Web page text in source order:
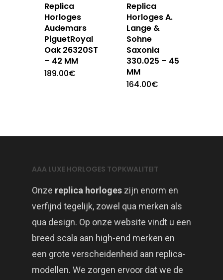
Replica
Horloges
Audemars
PiguetRoyal
Oak 26320ST
– 42 MM
189.00€
Replica
Horloges A.
Lange &
Sohne
Saxonia
330.025 – 45
MM
164.00€
AAA LUXE HORLOGES TOPKWALITEIT
Onze replica horloges zijn enorm en
verfijnd tegelijk, zowel qua merken als
qua design. Op onze website vindt u een
breed scala aan high-end merken en
een grote verscheidenheid aan replica-
modellen. We zorgen ervoor dat we de